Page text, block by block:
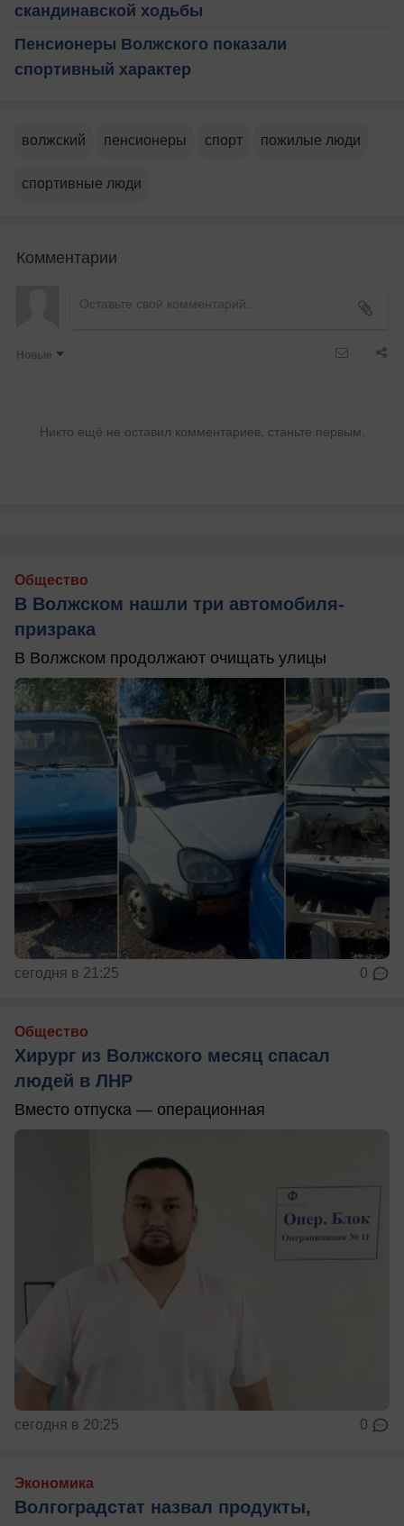
скандинавской ходьбы
Пенсионеры Волжского показали
спортивный характер
волжский пенсионеры спорт пожилые люди
спортивные люди
Комментарии
Новые
Никто ещё не оставил комментариев, станьте первым.
Общество
В Волжском нашли три автомобиля-
призрака
В Волжском продолжают очищать улицы
сегодня в 21:25 0
Общество
Хирург из Волжского месяц спасал
людей в ЛНР
Вместо отпуска — операционная
сегодня в 20:25 0
Экономика
Волгоградстат назвал продукты,